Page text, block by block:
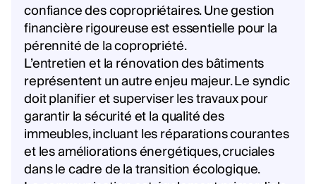
confiance des copropriétaires. Une gestion
financière rigoureuse est essentielle pour la
pérennité de la copropriété.
L’entretien et la rénovation des bâtiments
représentent un autre enjeu majeur. Le syndic
doit planifier et superviser les travaux pour
garantir la sécurité et la qualité des
immeubles, incluant les réparations courantes
et les améliorations énergétiques, cruciales
dans le cadre de la transition écologique.